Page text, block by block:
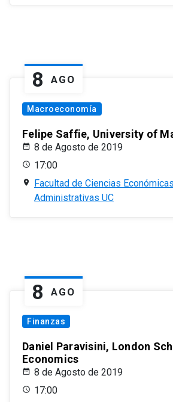
8 AGO
Macroeconomía
Felipe Saffie, University of
8 de Agosto de 2019
17:00
Facultad de Ciencias
Administrativas UC
8 AGO
Finanzas
Daniel Paravisini, London
Economics
8 de Agosto de 2019
17:00